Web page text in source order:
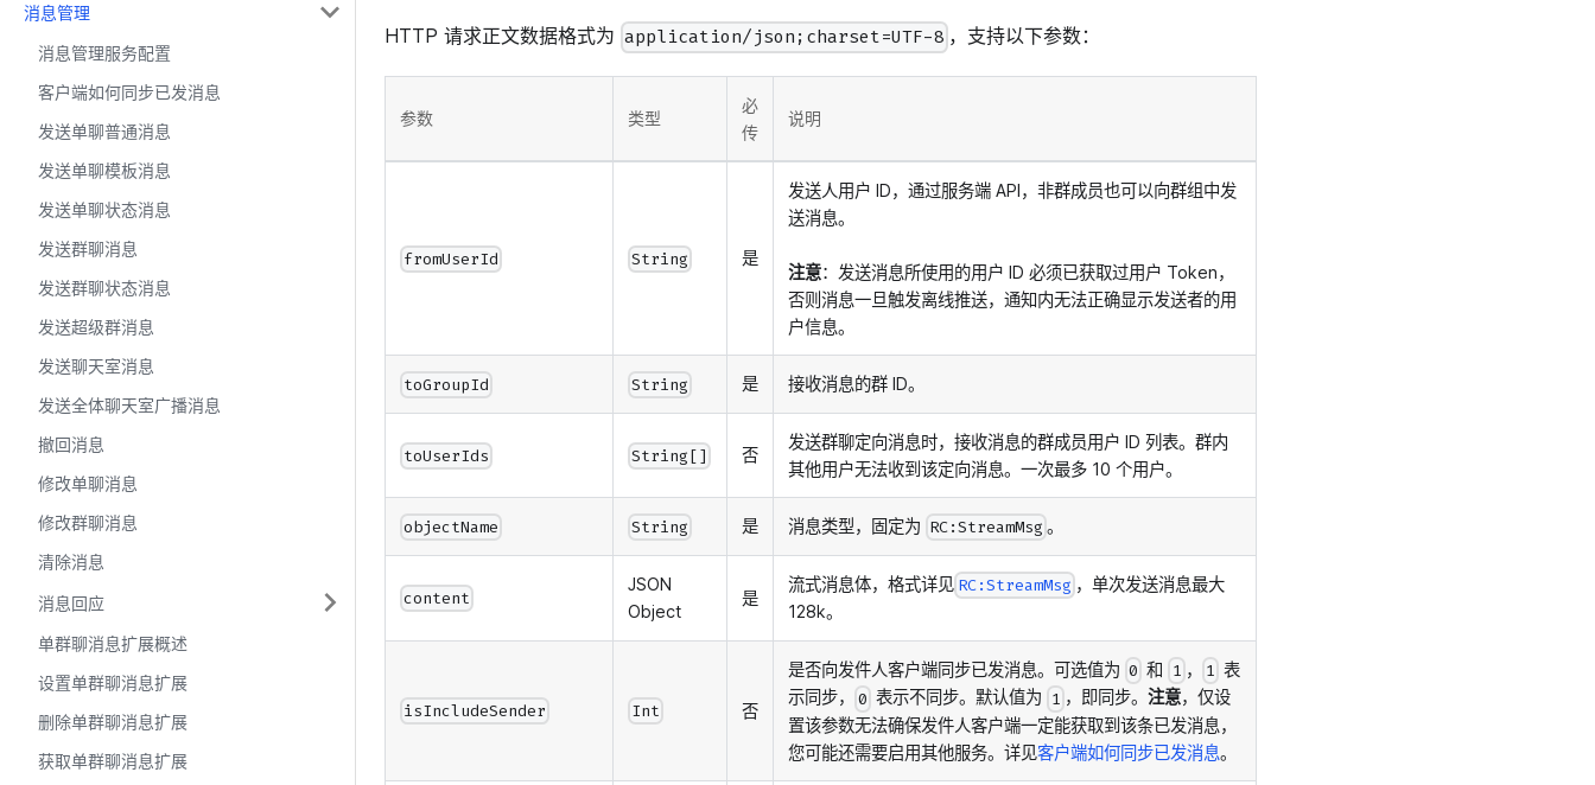
消息管理
消息管理服务配置
客户端如何同步已发消息
发送单聊普通消息
发送单聊模板消息
发送单聊状态消息
发送群聊消息
发送群聊状态消息
发送超级群消息
发送聊天室消息
发送全体聊天室广播消息
撤回消息
修改单聊消息
修改群聊消息
清除消息
消息回应
单群聊消息扩展概述
设置单群聊消息扩展
删除单群聊消息扩展
获取单群聊消息扩展
HTTP 请求正文数据格式为 application/json;charset=UTF-8 ，支持以下参数：
参数 类型
必
传
说明
fromUserId String 是
发送人用户 ID，通过服务端 API，非群成员也可以向群组中发
送消息。
注意：发送消息所使用的用户 ID 必须已获取过用户 Token，
否则消息一旦触发离线推送，通知内无法正确显示发送者的用
户信息。
toGroupId String 是 接收消息的群 ID。
toUserIds String[] 否
发送群聊定向消息时，接收消息的群成员用户 ID 列表。群内
其他用户无法收到该定向消息。一次最多 10 个用户。
objectName String 是 消息类型，固定为 RC:StreamMsg 。
content
JSON
Object
是
流式消息体，格式详见 RC:StreamMsg ，单次发送消息最大
128k。
isIncludeSender Int 否
是否向发件人客户端同步已发消息。可选值为 0 和 1 ， 1 表
示同步，
0 表示不同步。默认值为 1 ，即同步。 注意，仅设
置该参数无法确保发件人客户端一定能获取到该条已发消息，
您可能还需要启用其他服务。详见客户端如何同步已发消息。